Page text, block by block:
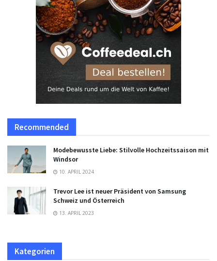
Recommended
Modebewusste Liebe: Stilvolle Hochzeitssaison mit
Windsor
10. APRIL 2024
Trevor Lee ist neuer Präsident von Samsung
Schweiz und Österreich
13. APRIL 2023
Kategorien